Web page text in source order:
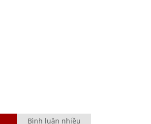
Bình luận nhiều